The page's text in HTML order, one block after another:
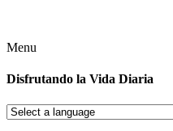
Menu
Disfrutando la Vida Diaria